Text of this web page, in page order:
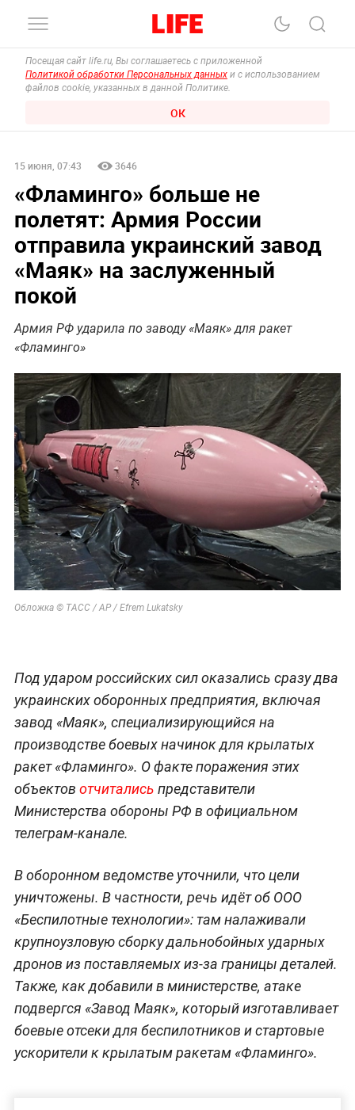
Посещая сайт life.ru, Вы соглашаетесь с приложенной
Политикой обработки Персональных данных и с использованием
файлов cookie, указанных в данной Политике.
ОК
15 июня, 07:43 3646
«Фламинго» больше не
полетят: Армия России
отправила украинский завод
«Маяк» на заслуженный
покой
Армия РФ ударила по заводу «Маяк» для ракет
«Фламинго»
Обложка © ТАСС / AP / Efrem Lukatsky
Под ударом российских сил оказались сразу два
украинских оборонных предприятия, включая
завод «Маяк», специализирующийся на
производстве боевых начинок для крылатых
ракет «Фламинго». О факте поражения этих
объектов отчитались представители
Министерства обороны РФ в официальном
телеграм-канале.
В оборонном ведомстве уточнили, что цели
уничтожены. В частности, речь идёт об ООО
«Беспилотные технологии»: там налаживали
крупноузловую сборку дальнобойных ударных
дронов из поставляемых из-за границы деталей.
Также, как добавили в министерстве, атаке
подвергся «Завод Маяк», который изготавливает
боевые отсеки для беспилотников и стартовые
ускорители к крылатым ракетам «Фламинго».